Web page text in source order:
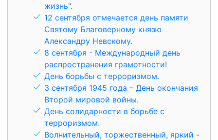
жизнь".
12 сентября отмечается день памяти
Святому Благоверному князю
Александру Невскому.
8 сентября - Международный день
распространения грамотности!
День борьбы с терроризмом.
3 сентября 1945 года – День окончания
Второй мировой войны.
День солидарности в борьбе с
терроризмом.
Волнительный, торжественный, яркий -